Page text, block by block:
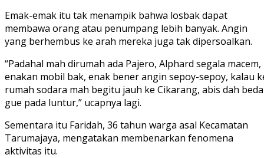
Emak-emak itu tak menampik bahwa losbak dapat
membawa orang atau penumpang lebih banyak. Angin
yang berhembus ke arah mereka juga tak dipersoalkan.
“Padahal mah dirumah ada Pajero, Alphard segala macem,
enakan mobil bak, enak bener angin sepoy-sepoy, kalau
rumah sodara mah begitu jauh ke Cikarang, abis dah
gue pada luntur,” ucapnya lagi.
Sementara itu Faridah, 36 tahun warga asal Kecamatan
Tarumajaya, mengatakan membenarkan fenomena
aktivitas itu.